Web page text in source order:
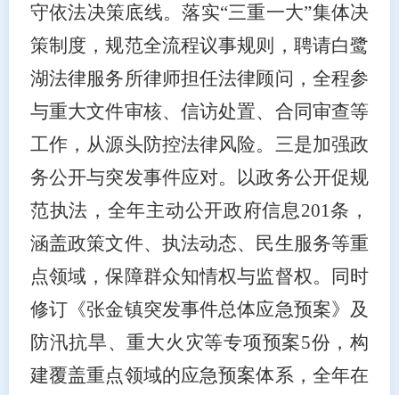
守依法决策底线。落实“三重一大”集体决
策制度，规范全流程议事规则，聘请白鹭
湖法律服务所律师担任法律顾问，全程参
与重大文件审核、信访处置、合同审查等
工作，从源头防控法律风险。三是加强政
务公开与突发事件应对。以政务公开促规
范执法，全年主动公开政府信息201条，
涵盖政策文件、执法动态、民生服务等重
点领域，保障群众知情权与监督权。同时
修订《张金镇突发事件总体应急预案》及
防汛抗旱、重大火灾等专项预案5份，构
建覆盖重点领域的应急预案体系，全年在